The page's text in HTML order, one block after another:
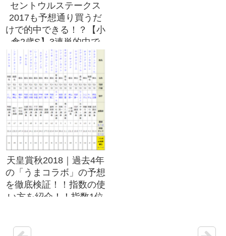
セントウルステークス
2017も予想通り買うだ
けで的中できる！？【小
倉2歳S】3連単的中で
200,340円獲得！
天皇賞秋2018｜過去4年
の「うまコラボ」の予想
を徹底検証！！指数の使
い方を紹介！！指数1位